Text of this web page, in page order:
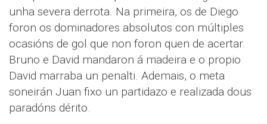
unha severa derrota. Na primeira, os de Diego
foron os dominadores absolutos con múltiples
ocasións de gol que non foron quen de acertar.
Bruno e David mandaron á madeira e o propio
David marraba un penalti. Ademais, o meta
soneirán Juan fixo un partidazo e realizada dous
paradóns dérito.